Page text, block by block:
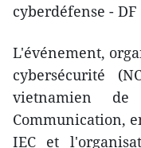
cyberdéfense -
L'événement,
cybersécurité
vietnamien
Communication,
IEC et